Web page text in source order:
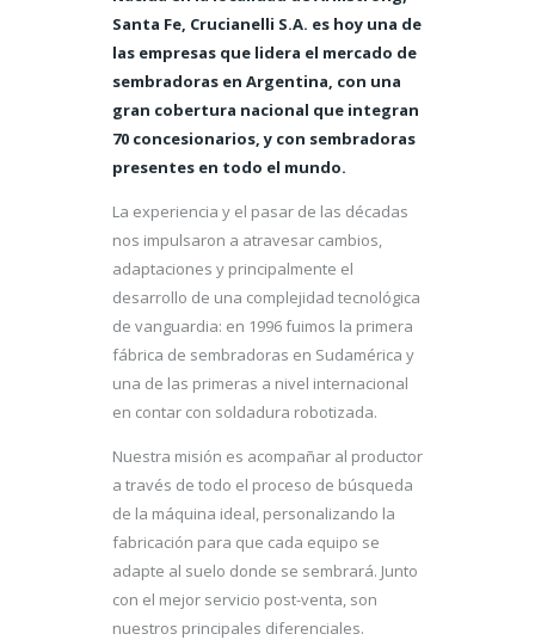
Santa Fe, Crucianelli S.A. es hoy una de
las empresas que lidera el mercado de
sembradoras en Argentina, con una
gran cobertura nacional que integran
70 concesionarios, y con sembradoras
presentes en todo el mundo.
La experiencia y el pasar de las décadas
nos impulsaron a atravesar cambios,
adaptaciones y principalmente el
desarrollo de una complejidad tecnológica
de vanguardia: en 1996 fuimos la primera
fábrica de sembradoras en Sudamérica y
una de las primeras a nivel internacional
en contar con soldadura robotizada.
Nuestra misión es acompañar al productor
a través de todo el proceso de búsqueda
de la máquina ideal, personalizando la
fabricación para que cada equipo se
adapte al suelo donde se sembrará. Junto
con el mejor servicio post-venta, son
nuestros principales diferenciales.